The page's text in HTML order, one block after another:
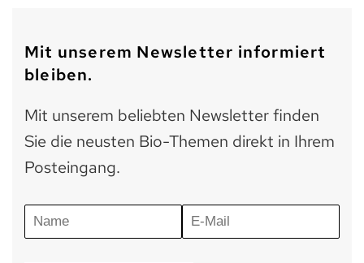
Mit unserem Newsletter informiert
bleiben.
Mit unserem beliebten Newsletter finden
Sie die neusten Bio-Themen direkt in Ihrem
Posteingang.